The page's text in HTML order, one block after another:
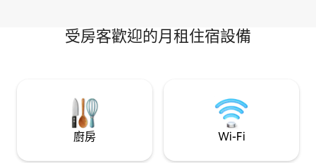
受房客歡迎的月租住宿設備
廚房 Wi-Fi